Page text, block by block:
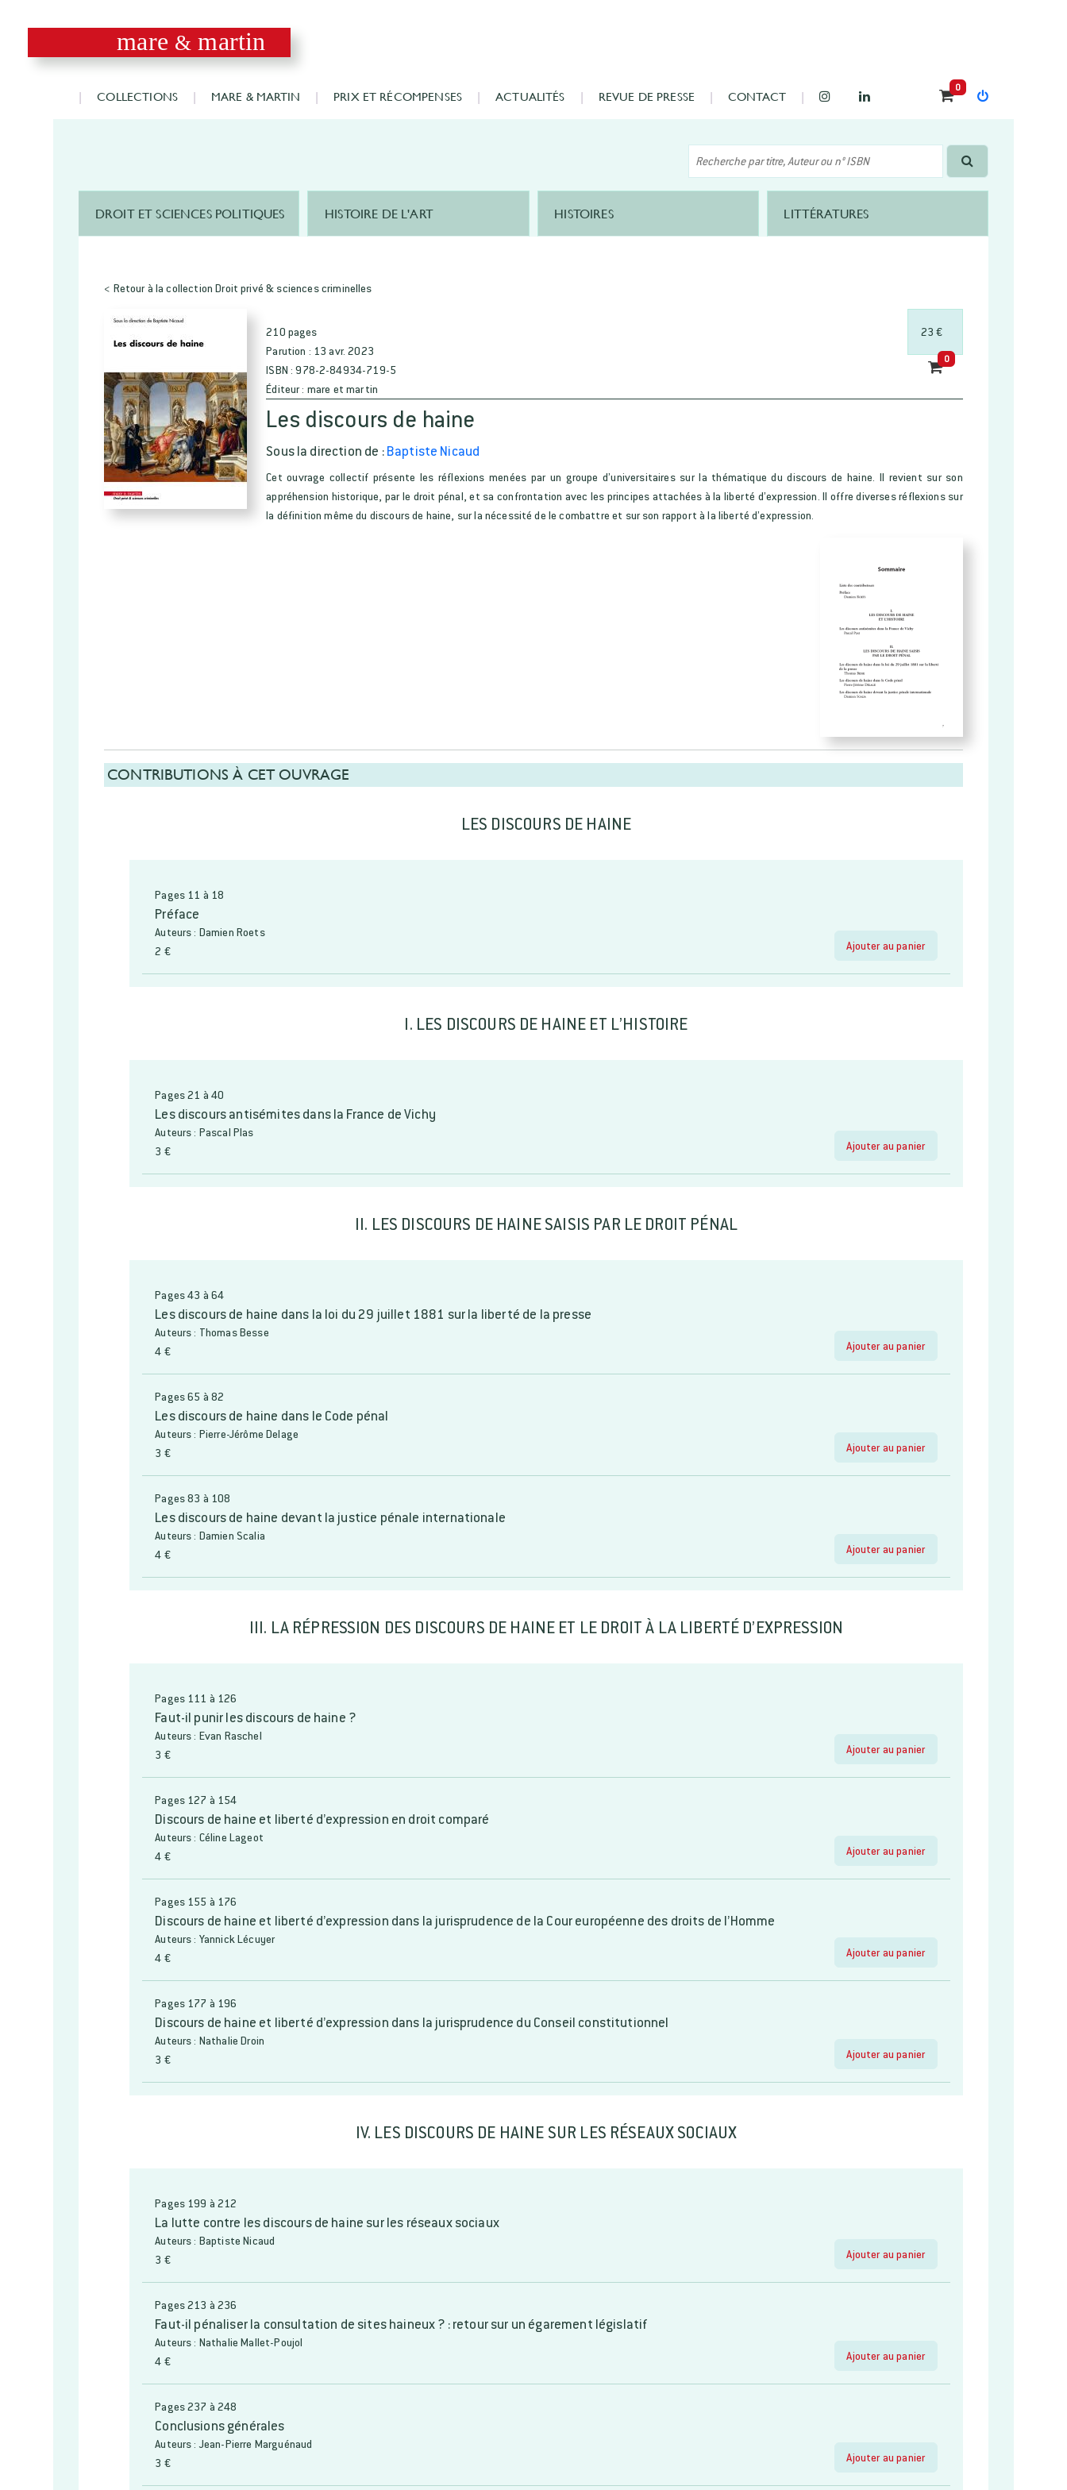
mare & martin
COLLECTIONS MARE & MARTIN PRIX ET RÉCOMPENSES ACTUALITÉS REVUE DE PRESSE CONTACT
0
DROIT ET SCIENCES POLITIQUES HISTOIRE DE L'ART HISTOIRES LITTÉRATURES
< Retour à la collection Droit privé & sciences criminelles
210 pages
Parution : 13 avr. 2023
ISBN : 978-2-84934-719-5
Éditeur : mare et martin
23 €
0
Les discours de haine
Sous la direction de :Baptiste Nicaud
Cet ouvrage collectif présente les réflexions menées par un groupe d’universitaires sur la thématique du discours de haine. Il revient sur son
appréhension historique, par le droit pénal, et sa confrontation avec les principes attachées à la liberté d’expression. Il offre diverses réflexions sur
la définition même du discours de haine, sur la nécessité de le combattre et sur son rapport à la liberté d’expression.
CONTRIBUTIONS À CET OUVRAGE
LES DISCOURS DE HAINE
Pages 11 à 18
Préface
Auteurs : Damien Roets
2 €
Ajouter au panier
I. LES DISCOURS DE HAINE ET L’HISTOIRE
Pages 21 à 40
Les discours antisémites dans la France de Vichy
Auteurs : Pascal Plas
3 €
Ajouter au panier
II. LES DISCOURS DE HAINE SAISIS PAR LE DROIT PÉNAL
Pages 43 à 64
Les discours de haine dans la loi du 29 juillet 1881 sur la liberté de la presse
Auteurs : Thomas Besse
4 €
Ajouter au panier
Pages 65 à 82
Les discours de haine dans le Code pénal
Auteurs : Pierre-Jérôme Delage
3 €
Ajouter au panier
Pages 83 à 108
Les discours de haine devant la justice pénale internationale
Auteurs : Damien Scalia
4 €
Ajouter au panier
III. LA RÉPRESSION DES DISCOURS DE HAINE ET LE DROIT À LA LIBERTÉ D’EXPRESSION
Pages 111 à 126
Faut-il punir les discours de haine ?
Auteurs : Evan Raschel
3 €
Ajouter au panier
Pages 127 à 154
Discours de haine et liberté d’expression en droit comparé
Auteurs : Céline Lageot
4 €
Ajouter au panier
Pages 155 à 176
Discours de haine et liberté d’expression dans la jurisprudence de la Cour européenne des droits de l’Homme
Auteurs : Yannick Lécuyer
4 €
Ajouter au panier
Pages 177 à 196
Discours de haine et liberté d’expression dans la jurisprudence du Conseil constitutionnel
Auteurs : Nathalie Droin
3 €
Ajouter au panier
IV. LES DISCOURS DE HAINE SUR LES RÉSEAUX SOCIAUX
Pages 199 à 212
La lutte contre les discours de haine sur les réseaux sociaux
Auteurs : Baptiste Nicaud
3 €
Ajouter au panier
Pages 213 à 236
Faut-il pénaliser la consultation de sites haineux ? : retour sur un égarement législatif
Auteurs : Nathalie Mallet-Poujol
4 €
Ajouter au panier
Pages 237 à 248
Conclusions générales
Auteurs : Jean-Pierre Marguénaud
3 €
Ajouter au panier